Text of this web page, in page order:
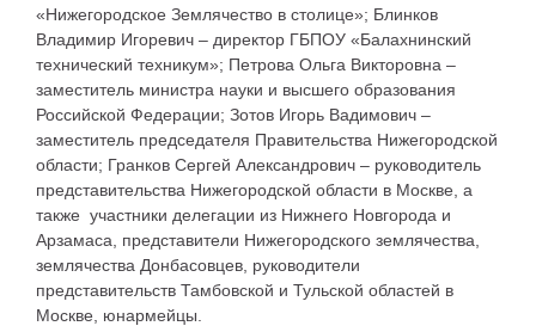
«Нижегородское Землячество в столице»; Блинков
Владимир Игоревич – директор ГБПОУ «Балахнинский
технический техникум»; Петрова Ольга Викторовна –
заместитель министра науки и высшего образования
Российской Федерации; Зотов Игорь Вадимович –
заместитель председателя Правительства Нижегородской
области; Гранков Сергей Александрович – руководитель
представительства Нижегородской области в Москве, а
также участники делегации из Нижнего Новгорода и
Арзамаса, представители Нижегородского землячества,
землячества Донбасовцев, руководители
представительств Тамбовской и Тульской областей в
Москве, юнармейцы.